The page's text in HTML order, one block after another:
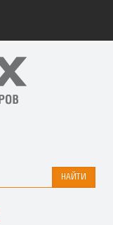
НАЙТИ